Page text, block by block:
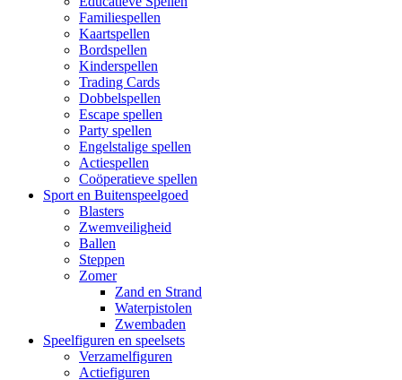
Familiespellen
Kaartspellen
Bordspellen
Kinderspellen
Trading Cards
Dobbelspellen
Escape spellen
Party spellen
Engelstalige spellen
Actiespellen
Coöperatieve spellen
Sport en Buitenspeelgoed
Blasters
Zwemveiligheid
Ballen
Steppen
Zomer
Zand en Strand
Waterpistolen
Zwembaden
Speelfiguren en speelsets
Verzamelfiguren
Actiefiguren